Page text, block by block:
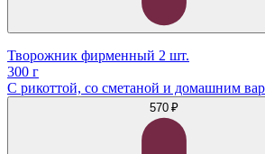
Творожник фирменный 2 шт.
300 г
С рикоттой, со сметаной и домашним
570 ₽